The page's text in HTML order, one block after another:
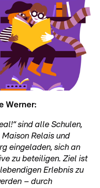
Werner:
sind alle Schulen,
Relais und
eingeladen, sich an
zu beteiligen. Ziel ist
Erlebnis zu
– durch